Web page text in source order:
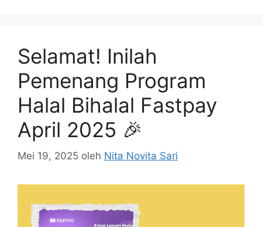
Selamat! Inilah
Pemenang Program
Halal Bihalal Fastpay
April 2025 🎉
Mei 19, 2025 oleh Nita Novita Sari